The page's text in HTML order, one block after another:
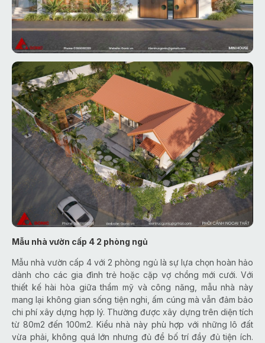
Mẫu nhà vườn cấp 4 2 phòng ngủ
Mẫu nhà vườn cấp 4 với 2 phòng ngủ là sự lựa chọn hoàn hảo
dành cho các gia đình trẻ hoặc cặp vợ chồng mới cưới. Với
thiết kế hài hòa giữa thẩm mỹ và công năng, mẫu nhà này
mang lại không gian sống tiện nghi, ấm cúng mà vẫn đảm bảo
chi phí xây dựng hợp lý. Thường được xây dựng trên diện tích
từ 80m2 đến 100m2. Kiểu nhà này phù hợp với những lô đất
vừa phải, không quá lớn nhưng đủ để bố trí đầy đủ tiện ích.